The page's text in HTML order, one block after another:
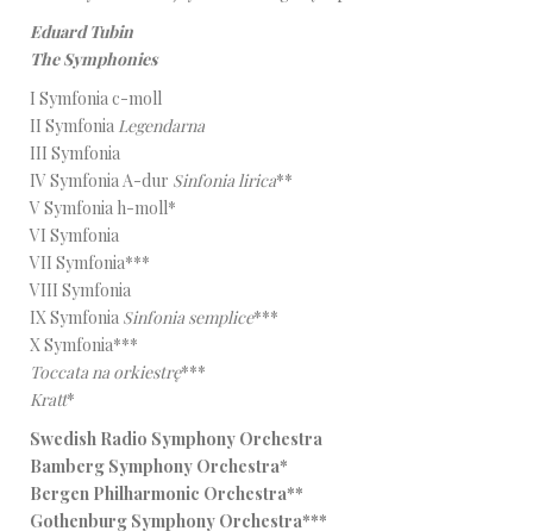
Eduard Tubin
The Symphonies
I Symfonia c-moll
II Symfonia Legendarna
III Symfonia
IV Symfonia A-dur Sinfonia lirica**
V Symfonia h-moll*
VI Symfonia
VII Symfonia***
VIII Symfonia
IX Symfonia Sinfonia semplice***
X Symfonia***
Toccata na orkiestrę***
Kratt*
Swedish Radio Symphony Orchestra
Bamberg Symphony Orchestra*
Bergen Philharmonic Orchestra**
Gothenburg Symphony Orchestra***